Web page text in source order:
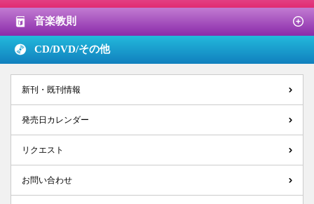
音楽教則
CD/DVD/その他
新刊・既刊情報
発売日カレンダー
リクエスト
お問い合わせ